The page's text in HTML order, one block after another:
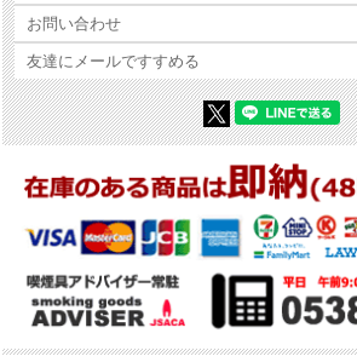
お問い合わせ
友達にメールですすめる